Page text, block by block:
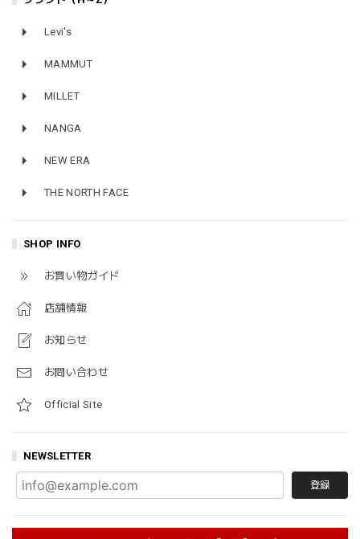
Levi's
MAMMUT
MILLET
NANGA
NEW ERA
THE NORTH FACE
SHOP INFO
お買い物ガイド
店舗情報
お知らせ
お問い合わせ
Official Site
NEWSLETTER
登録